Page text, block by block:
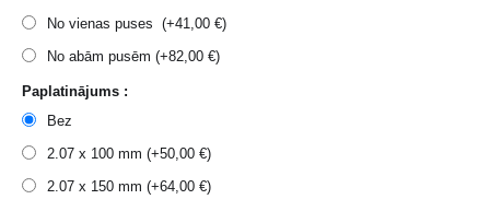
No vienas puses (+41,00 €)
No abām pusēm (+82,00 €)
Paplatinājums :
Bez
2.07 x 100 mm (+50,00 €)
2.07 x 150 mm (+64,00 €)